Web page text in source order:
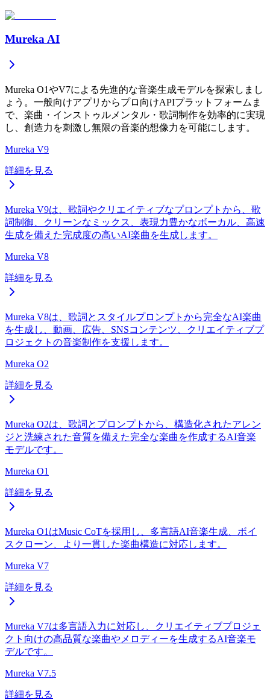
Mureka AI
Mureka O1やV7による先進的な音楽生成モデルを探索しまし
ょう。一般向けアプリからプロ向けAPIプラットフォームま
で、楽曲・インストゥルメンタル・歌詞制作を効率的に実現
し、創造力を刺激し無限の音楽的想像力を可能にします。
Mureka V9
詳細を見る
Mureka V9は、歌詞やクリエイティブなプロンプトから、歌
詞制御、クリーンなミックス、表現力豊かなボーカル、高速
生成を備えた完成度の高いAI楽曲を生成します。
Mureka V8
詳細を見る
Mureka V8は、歌詞とスタイルプロンプトから完全なAI楽曲
を生成し、動画、広告、SNSコンテンツ、クリエイティブプ
ロジェクトの音楽制作を支援します。
Mureka O2
詳細を見る
Mureka O2は、歌詞とプロンプトから、構造化されたアレン
ジと洗練された音質を備えた完全な楽曲を作成するAI音楽
モデルです。
Mureka O1
詳細を見る
Mureka O1はMusic CoTを採用し、多言語AI音楽生成、ボイ
スクローン、より一貫した楽曲構造に対応します。
Mureka V7
詳細を見る
Mureka V7は多言語入力に対応し、クリエイティブプロジェ
クト向けの高品質な楽曲やメロディーを生成するAI音楽モ
デルです。
Mureka V7.5
詳細を見る